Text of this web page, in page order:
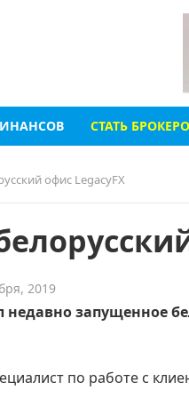
СТАТЬ
офис LegacyFX
2019
запущенное
по работе с